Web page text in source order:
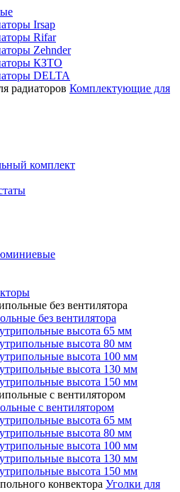
Irsap
Rifar
Zehnder
КЗТО
DELTA
Комплектующие для
комплект
без вентилятора
высота 65 мм
высота 80 мм
высота 100 мм
высота 130 мм
высота 150 мм
с вентилятором
высота 65 мм
высота 80 мм
высота 100 мм
высота 130 мм
высота 150 мм
Уголки для